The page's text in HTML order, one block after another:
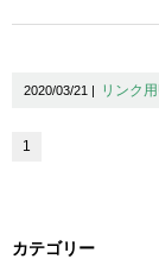
2020/03/21 | リンク
1
カテゴリー